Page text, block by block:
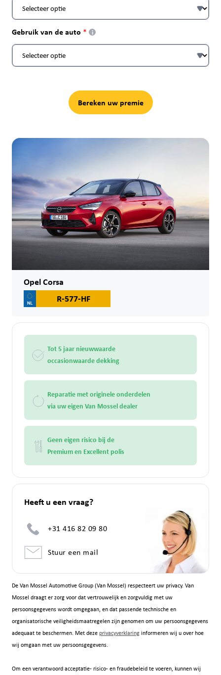
Gebruik van de auto i
Bereken uw premie
De Van Mossel Automotive Group (Van Mossel) respecteert uw privacy. Van
Mossel draagt er zorg voor dat vertrouwelijk en zorgvuldig met uw
persoonsgegevens wordt omgegaan, en dat passende technische en
organisatorische veiligheidsmaatregelen zijn genomen om uw persoonsgegevens
adequaat te beschermen. Met deze privacyverklaringinformeren wij u over hoe
wij omgaan met uw persoonsgegevens.
Om een verantwoord acceptatie- risico- en fraudebeleid te voeren, kunnen wij
Opel Corsa
R-577-HF
Tot 5 jaar nieuwwaarde
occasionwaarde dekking
Reparatie met originele onderdelen
via uw eigen Van Mossel dealer
Geen eigen risico bij de
Premium en Excellent polis
Heeft u een vraag?
+31 416 82 09 80
Stuur een mail